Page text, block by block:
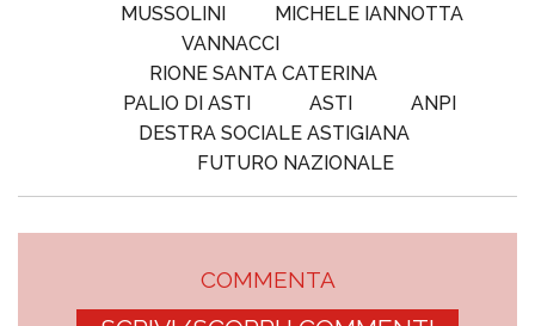
MUSSOLINI
MICHELE IANNOTTA
VANNACCI
RIONE SANTA CATERINA
PALIO DI ASTI
ASTI
ANPI
DESTRA SOCIALE ASTIGIANA
FUTURO NAZIONALE
COMMENTA